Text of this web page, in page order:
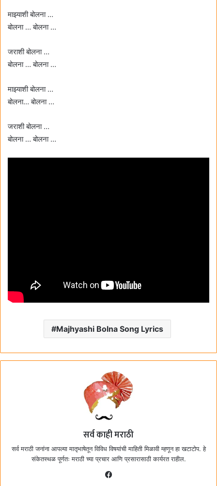
माझ्याशी बोलना …
बोलना … बोलना …
जराशी बोलना …
बोलना … बोलना …
माझ्याशी बोलना …
बोलना… बोलना …
जराशी बोलना …
बोलना … बोलना …
Majhyashi Bolna Song Lyrics
सर्व काही मराठी
सर्व मराठी जनांना आपल्या मातृभाषेतून विविध विषयांची माहिती मिळावी म्हणून हा खटाटोप. हे
संकेतस्थळ पूर्णतः मराठी च्या प्रचार आणि प्रसारासाठी कार्यरत राहील.